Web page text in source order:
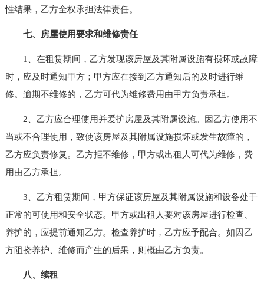
性结果，乙方全权承担法律责任。
七、房屋使用要求和维修责任
1、在租赁期间，乙方发现该房屋及其附属设施有损坏或故障
时，应及时通知甲方；甲方应在接到乙方通知后的及时进行维
修。逾期不维修的，乙方可代为维修费用由甲方负责承担。
2、乙方应合理使用并爱护房屋及其附属设施。因乙方使用不
当或不合理使用，致使该房屋及其附属设施损坏或发生故障的，
乙方应负责修复。乙方拒不维修，甲方或出租人可代为维修，费
用由乙方承担。
3、乙方租赁期间，甲方保证该房屋及其附属设施和设备处于
正常的可使用和安全状态。甲方或出租人要对该房屋进行检查、
养护的，应提前通知乙方。检查养护时，乙方应予配合。如因乙
方阻挠养护、维修而产生的后果，则概由乙方负责。
八、续租